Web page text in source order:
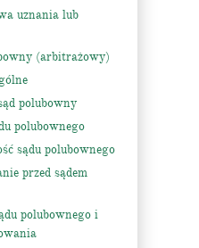
uznania lub
(arbitrażowy)
polubowny
polubownego
sądu polubownego
przed sądem
polubownego i